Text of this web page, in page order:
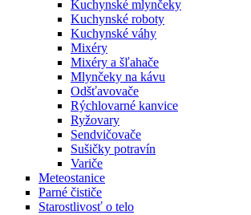
Kuchynské mlynčeky
Kuchynské roboty
Kuchynské váhy
Mixéry
Mixéry a šľahače
Mlynčeky na kávu
Odšťavovače
Rýchlovarné kanvice
Ryžovary
Sendvičovače
Sušičky potravín
Variče
Meteostanice
Parné čističe
Starostlivosť o telo